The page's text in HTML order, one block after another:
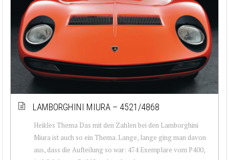
LAMBORGHINI MIURA – 4521/4868
Heikles Thema Das mit den Zahlen bei den Lamborghini
Miura ist auch so ein Thema. Lange, lange ging man davon
aus, dass die Aufteilung so war: 474 Exemplare vom P400,